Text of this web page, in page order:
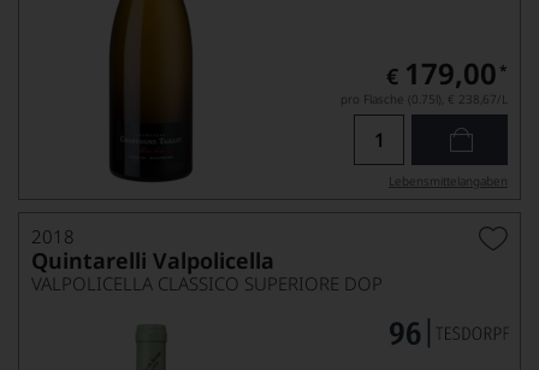
€ 179,00 *
pro Flasche (0.75l), € 238,67/L
Lebensmittel­angaben
2018
Quintarelli Valpolicella
VALPOLICELLA CLASSICO SUPERIORE DOP